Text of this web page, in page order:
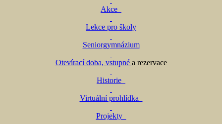
Akce
Lekce pro školy
Seniorgymnázium
Otevírací doba, vstupné a rezervace
Historie
Virtuální prohlídka
Projekty